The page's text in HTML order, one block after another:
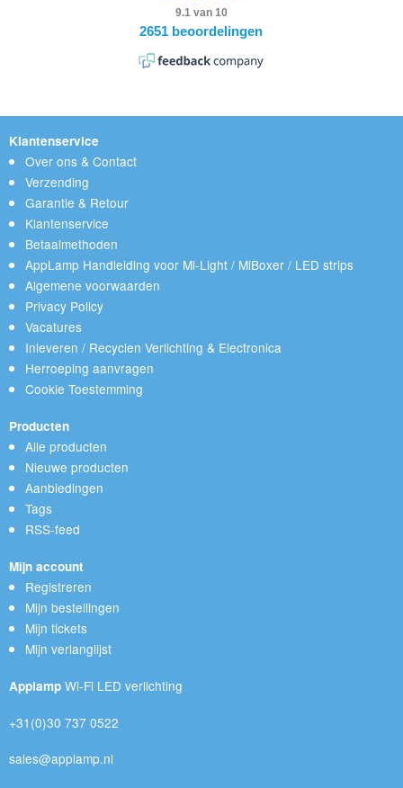
Klantenservice
Over ons & Contact
Verzending
Garantie & Retour
Klantenservice
Betaalmethoden
AppLamp Handleiding voor Mi-Light / MiBoxer / LED strips
Algemene voorwaarden
Privacy Policy
Vacatures
Inleveren / Recyclen Verlichting & Electronica
Herroeping aanvragen
Cookie Toestemming
Producten
Alle producten
Nieuwe producten
Aanbiedingen
Tags
RSS-feed
Mijn account
Registreren
Mijn bestellingen
Mijn tickets
Mijn verlanglijst
Applamp Wi-Fi LED verlichting
+31(0)30 737 0522
sales@applamp.nl